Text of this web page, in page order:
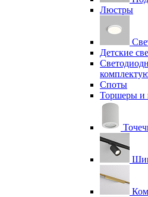
Люстры
Детские
Споты
Торшеры и